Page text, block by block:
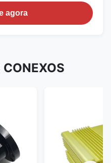
agora